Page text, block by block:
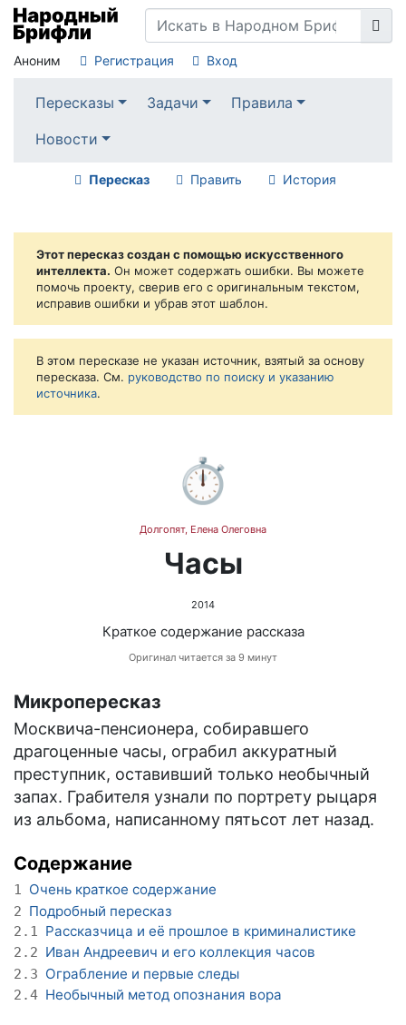
Аноним Регистрация Вход
Пересказы Задачи
Правила
Новости
Пересказ Править История
Этот пересказ создан с помощью искусственного
интеллекта. Он может содержать ошибки. Вы можете
помочь проекту, сверив его с оригинальным текстом,
исправив ошибки и убрав этот шаблон.
В этом пересказе не указан источник, взятый за основу
пересказа. См. руководство по поиску и указанию
источника.
⏱️
Долгопят, Елена Олеговна
Часы
2014
Краткое содержание рассказа
Оригинал читается за 9 минут
Микропересказ
Москвича-пенсионера, собиравшего
драгоценные часы, ограбил аккуратный
преступник, оставивший только необычный
запах. Грабителя узнали по портрету рыцаря
из альбома, написанному пятьсот лет назад.
Содержание
1 Очень краткое содержание
2 Подробный пересказ
2.1 Рассказчица и её прошлое в криминалистике
2.2 Иван Андреевич и его коллекция часов
2.3 Ограбление и первые следы
2.4 Необычный метод опознания вора